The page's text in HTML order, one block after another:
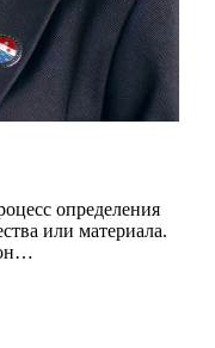
определения
или материала.